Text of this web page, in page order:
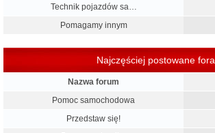
Technik pojazdów sa…
Pomagamy innym
Najczęściej postowane fora
Nazwa forum
Pomoc samochodowa
Przedstaw się!